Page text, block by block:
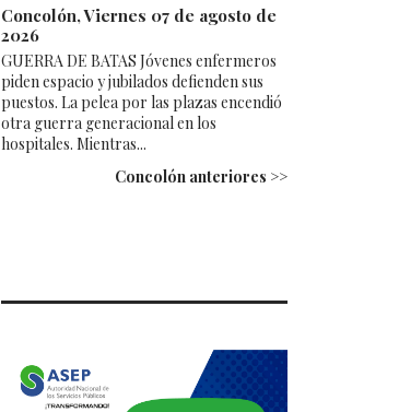
Concolón, Viernes 07 de agosto de
2026
GUERRA DE BATAS Jóvenes enfermeros
piden espacio y jubilados defienden sus
puestos. La pelea por las plazas encendió
otra guerra generacional en los
hospitales. Mientras...
Concolón anteriores >>